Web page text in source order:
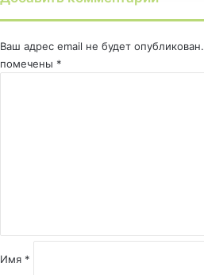
Ваш адрес email не будет опубликован.
помечены *
и
й
Имя *